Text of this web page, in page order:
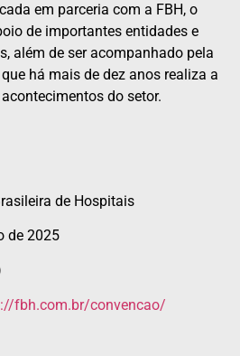
em parceria com a FBH, o
de importantes entidades e
além de ser acompanhado pela
há mais de dez anos realiza a
do setor.
de Hospitais
de 2025
fbh.com.br/convencao/